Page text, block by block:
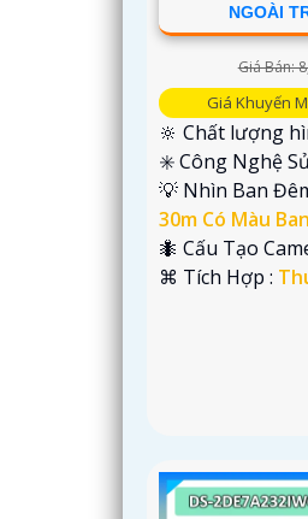
NGOÀI
Giá Bán:
Giá Khuyến
🔆 Chất lượng
✳️ Công Nghệ
💡 Nhìn Ban
30m Có Màu
🐜 Cấu Tạo
️⌘ Tích Hợp :